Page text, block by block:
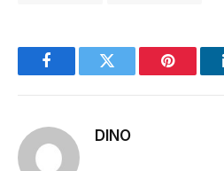
FacebookTwitter Pinterest
DINO